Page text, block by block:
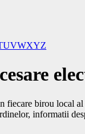
UVWXYZ
fiecare birou local
informatii